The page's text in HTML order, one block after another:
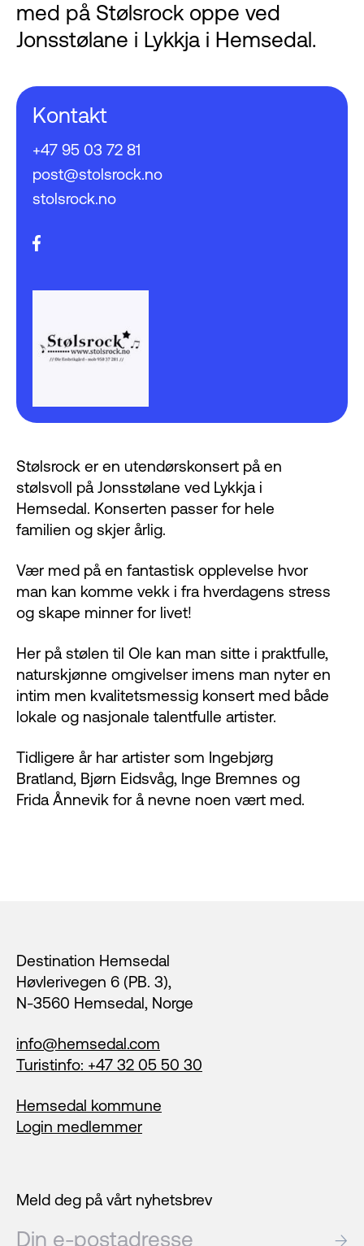
med på Stølsrock oppe ved
Jonsstølane i Lykkja i Hemsedal.
Stølsrock er en utendørskonsert på en
stølsvoll på Jonsstølane ved Lykkja i
Hemsedal. Konserten passer for hele
familien og skjer årlig.
Vær med på en fantastisk opplevelse hvor
man kan komme vekk i fra hverdagens stress
og skape minner for livet!
Her på stølen til Ole kan man sitte i praktfulle,
naturskjønne omgivelser imens man nyter en
intim men kvalitetsmessig konsert med både
lokale og nasjonale talentfulle artister.
Tidligere år har artister som Ingebjørg
Bratland, Bjørn Eidsvåg, Inge Bremnes og
Frida Ånnevik for å nevne noen vært med.
Kontakt
+47 95 03 72 81
post@stolsrock.no
stolsrock.no
Destination Hemsedal
Høvlerivegen 6 (PB. 3),
N-3560 Hemsedal, Norge
info@hemsedal.com
Turistinfo: +47 32 05 50 30
Hemsedal kommune
Login medlemmer
Meld deg på vårt nyhetsbrev
E-post →